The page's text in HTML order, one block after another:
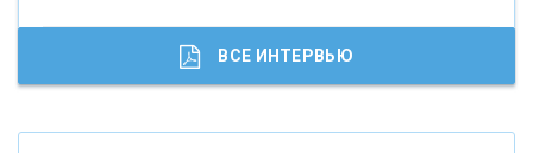
«ГАЗПРОМБАНК»
«МОСКОВСКИЙ КРЕДИТНЫЙ БАНК»
ВСЕ ИНТЕРВЬЮ